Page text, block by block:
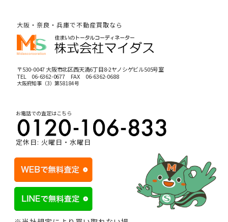
大阪・奈良・兵庫で不動産買取なら
〒530-0047 大阪市北区西天満6丁目8-2ヤノシゲビル505号室
TEL 06-6362-0677FAX 06-6362-0688
大阪府知事（3）第58184号
お電話での査定はこちら
定休日: 火曜日・水曜日